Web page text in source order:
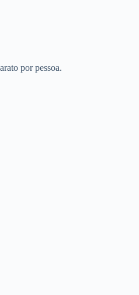
por pessoa.